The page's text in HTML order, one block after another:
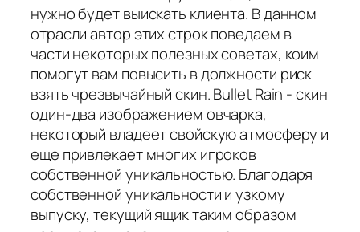
нужно будет выискать клиента. В данном
отрасли автор этих строк поведаем в
части некоторых полезных советах, коим
помогут вам повысить в должности риск
взять чрезвычайный скин. Bullet Rain - скин
один-два изображением овчарка,
некоторый владеет свойскую атмосферу и
еще привлекает многих игроков
собственной уникальностью. Благодаря
собственной уникальности и узкому
выпуску, текущий ящик таким образом